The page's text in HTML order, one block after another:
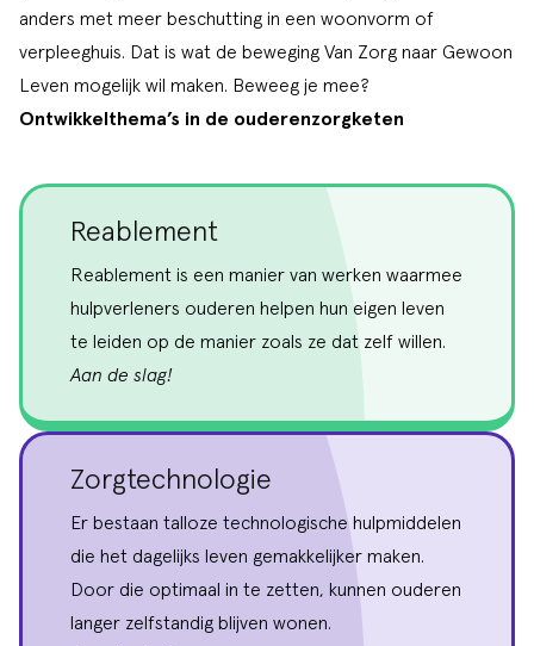
anders met meer beschutting in een woonvorm of
verpleeghuis. Dat is wat de beweging Van Zorg naar Gewoon
Leven mogelijk wil maken. Beweeg je mee?
Ontwikkelthema’s in de ouderenzorgketen
Reablement
Reablement is een manier van werken waarmee
hulpverleners ouderen helpen hun eigen leven
te leiden op de manier zoals ze dat zelf willen.
Aan de slag!
Zorgtechnologie
Er bestaan talloze technologische hulpmiddelen
die het dagelijks leven gemakkelijker maken.
Door die optimaal in te zetten, kunnen ouderen
langer zelfstandig blijven wonen.